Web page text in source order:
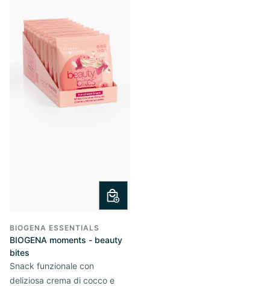
BIOGENA ESSENTIALS
BIOGENA moments - beauty
bites
Snack funzionale con
deliziosa crema di cocco e